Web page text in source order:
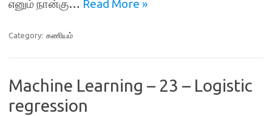
எனும் நான்கு… Read More »
Category: கணியம்
Machine Learning – 23 – Logistic
regression